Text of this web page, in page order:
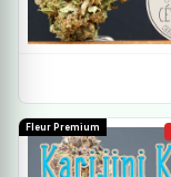
Fleur Premium